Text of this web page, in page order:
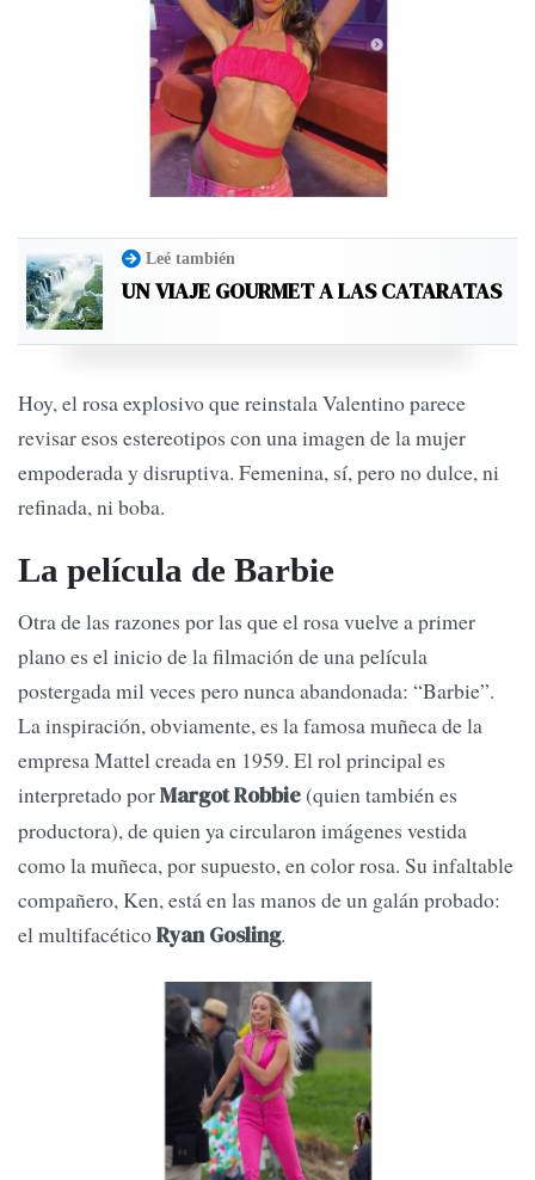
Leé también
UN VIAJE GOURMET A LAS CATARATAS
Hoy, el rosa explosivo que reinstala Valentino parece
revisar esos estereotipos con una imagen de la mujer
empoderada y disruptiva. Femenina, sí, pero no dulce, ni
refinada, ni boba.
La película de Barbie
Otra de las razones por las que el rosa vuelve a primer
plano es el inicio de la filmación de una película
postergada mil veces pero nunca abandonada: “Barbie”.
La inspiración, obviamente, es la famosa muñeca de la
empresa Mattel creada en 1959. El rol principal es
interpretado porMargot Robbie(quien también es
productora), de quien ya circularon imágenes vestida
como la muñeca, por supuesto, en color rosa. Su infaltable
compañero, Ken, está en las manos de un galán probado:
el multifacéticoRyan Gosling.